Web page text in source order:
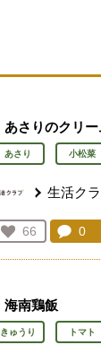
あさりのクリ
あさり 小松菜
生活ク
お気に入り登
66
人が登録
コ
0
海南鶏飯
きゅうり トマト